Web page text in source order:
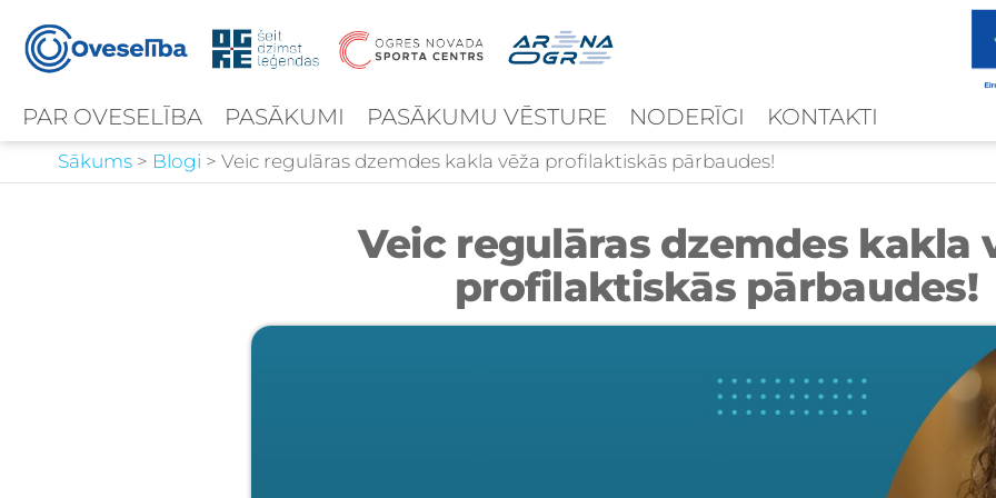
PAR OVESELĪBA PASĀKUMI PASĀKUMU VĒSTURE NODERĪGI KONTAKTI
Sākums > Blogi > Veic regulāras dzemdes kakla vēža profilaktiskās pārbaudes!
Veic regulāras dzemdes kakla
profilaktiskās pārbaudes!